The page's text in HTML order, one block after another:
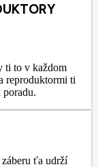
ti to v každom
reproduktormi ti
ťa udrží